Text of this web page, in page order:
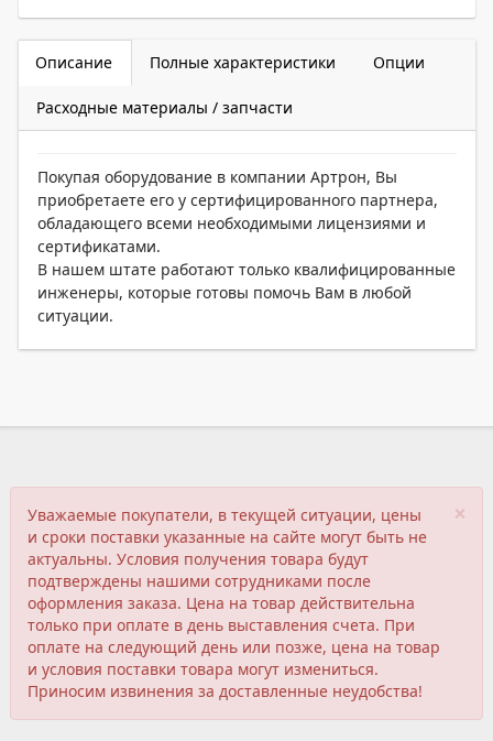
Описание Полные характеристики Опции
Расходные материалы / запчасти
Покупая оборудование в компании Артрон, Вы
приобретаете его у сертифицированного партнера,
обладающего всеми необходимыми лицензиями и
сертификатами.
В нашем штате работают только квалифицированные
инженеры, которые готовы помочь Вам в любой
ситуации.
×
Уважаемые покупатели, в текущей ситуации, цены
и сроки поставки указанные на сайте могут быть не
актуальны. Условия получения товара будут
подтверждены нашими сотрудниками после
оформления заказа. Цена на товар действительна
только при оплате в день выставления счета. При
оплате на следующий день или позже, цена на товар
и условия поставки товара могут измениться.
Приносим извинения за доставленные неудобства!